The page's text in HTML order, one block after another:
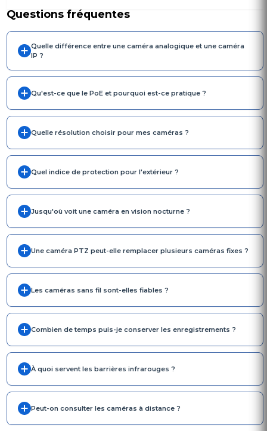
Questions fréquentes
Quelle différence entre une caméra analogique et une caméra
IP ?
Qu'est-ce que le PoE et pourquoi est-ce pratique ?
Quelle résolution choisir pour mes caméras ?
Quel indice de protection pour l'extérieur ?
Jusqu'où voit une caméra en vision nocturne ?
Une caméra PTZ peut-elle remplacer plusieurs caméras fixes ?
Les caméras sans fil sont-elles fiables ?
Combien de temps puis-je conserver les enregistrements ?
À quoi servent les barrières infrarouges ?
Peut-on consulter les caméras à distance ?